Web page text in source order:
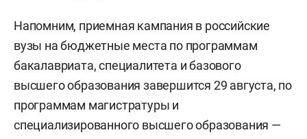
Напомним, приемная кампания в российские
вузы на бюджетные места по программам
бакалавриата, специалитета и базового
высшего образования завершится 29 августа, по
программам магистратуры и
специализированного высшего образования —